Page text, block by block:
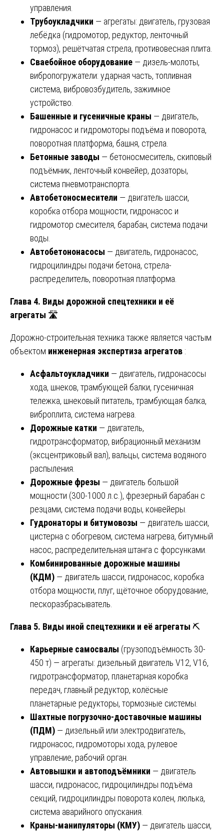
управления.
Трубоукладчики — агрегаты: двигатель, грузовая
лебёдка (гидромотор, редуктор, ленточный
тормоз), решётчатая стрела, противовесная плита.
Сваебойное оборудование — дизель-молоты,
вибропогружатели: ударная часть, топливная
система, вибровозбудитель, зажимное
устройство.
Башенные и гусеничные краны — двигатель,
гидронасос и гидромоторы подъёма и поворота,
поворотная платформа, башня, стрела.
Бетонные заводы — бетоносмеситель, скиповый
подъёмник, ленточный конвейер, дозаторы,
система пневмотранспорта.
Автобетоносмесители — двигатель шасси,
коробка отбора мощности, гидронасос и
гидромотор смесителя, барабан, система подачи
воды.
Автобетононасосы — двигатель, гидронасос,
гидроцилиндры подачи бетона, стрела-
распределитель, поворотная платформа.
Глава 4. Виды дорожной спецтехники и её
агрегаты 🛣️
Дорожно-строительная техника также является частым
объектом инженерная экспертиза агрегатов :
Асфальтоукладчики — двигатель, гидронасосы
хода, шнеков, трамбующей балки, гусеничная
тележка, шнековый питатель, трамбующая балка,
виброплита, система нагрева.
Дорожные катки — двигатель,
гидротрансформатор, вибрационный механизм
(эксцентриковый вал), вальцы, система водяного
распыления.
Дорожные фрезы — двигатель большой
мощности (300-1000 л.с.), фрезерный барабан с
резцами, система подачи воды, конвейеры.
Гудронаторы и битумовозы — двигатель шасси,
цистерна с обогревом, система нагрева, битумный
насос, распределительная штанга с форсунками.
Комбинированные дорожные машины
(КДМ) — двигатель шасси, гидронасос, коробка
отбора мощности, плуг, щёточное оборудование,
пескоразбрасыватель.
Глава 5. Виды иной спецтехники и её агрегаты ⛏️
Карьерные самосвалы (грузоподъёмность 30-
450 т) — агрегаты: дизельный двигатель V12, V16,
гидротрансформатор, планетарная коробка
передач, главный редуктор, колёсные
планетарные редукторы, тормозные системы.
Шахтные погрузочно-доставочные машины
(ПДМ) — дизельный или электродвигатель,
гидронасос, гидромоторы хода, рулевое
управление, рабочий орган.
Автовышки и автоподъёмники — двигатель
шасси, гидронасос, гидроцилиндры подъёма
секций, гидроцилиндры поворота колен, люлька,
система аварийного опускания.
Краны-манипуляторы (КМУ) — двигатель шасси,